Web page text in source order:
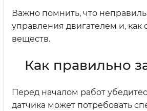
Важно помнить, что
управления двигателем и,
веществ.
Как правильно
Перед началом работ
датчика может потребовать